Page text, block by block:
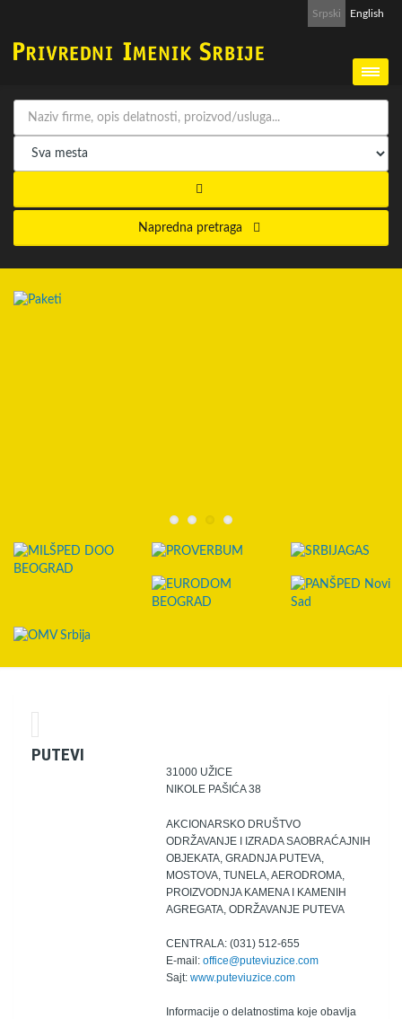
Srpski English
Napredna pretraga
PUTEVI
31000 UŽICE
NIKOLE PAŠIĆA 38
AKCIONARSKO DRUŠTVO
ODRŽAVANJE I IZRADA SAOBRAĆAJNIH
OBJEKATA, GRADNJA PUTEVA,
MOSTOVA, TUNELA, AERODROMA,
PROIZVODNJA KAMENA I KAMENIH
AGREGATA, ODRŽAVANJE PUTEVA
CENTRALA: (031) 512-655
E-mail: office@puteviuzice.com
Sajt: www.puteviuzice.com
Informacije o delatnostima koje obavlja